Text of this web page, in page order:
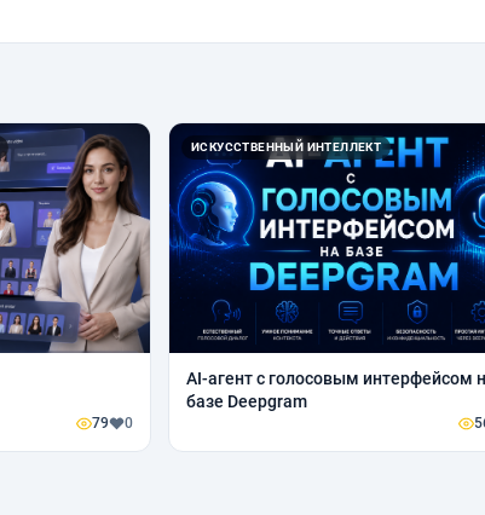
79 0
ИСКУССТВЕННЫЙ ИНТЕЛЛЕКТ
AI-агент с голосовым интерфейсом
базе Deepgram